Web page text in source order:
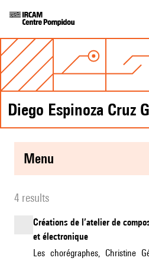
Diego Espinoza Cruz
menu
4 results
Créations de l’atelier de
et électronique
Les chorégraphes, Christine